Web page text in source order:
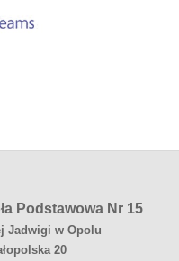
Podstawowa Nr 15
Jadwigi w Opolu
20